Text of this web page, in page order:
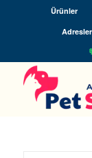
Ürünler
Adresler